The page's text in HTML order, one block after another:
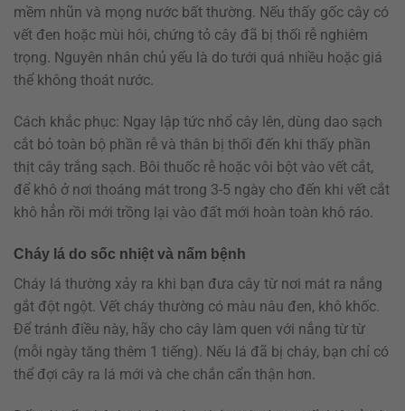
mềm nhũn và mọng nước bất thường. Nếu thấy gốc cây có
vết đen hoặc mùi hôi, chứng tỏ cây đã bị thối rễ nghiêm
trọng. Nguyên nhân chủ yếu là do tưới quá nhiều hoặc giá
thể không thoát nước.
Cách khắc phục: Ngay lập tức nhổ cây lên, dùng dao sạch
cắt bỏ toàn bộ phần rễ và thân bị thối đến khi thấy phần
thịt cây trắng sạch. Bôi thuốc rễ hoặc vôi bột vào vết cắt,
để khô ở nơi thoáng mát trong 3-5 ngày cho đến khi vết cắt
khô hẳn rồi mới trồng lại vào đất mới hoàn toàn khô ráo.
Cháy lá do sốc nhiệt và nấm bệnh
Cháy lá thường xảy ra khi bạn đưa cây từ nơi mát ra nắng
gắt đột ngột. Vết cháy thường có màu nâu đen, khô khốc.
Để tránh điều này, hãy cho cây làm quen với nắng từ từ
(mỗi ngày tăng thêm 1 tiếng). Nếu lá đã bị cháy, bạn chỉ có
thể đợi cây ra lá mới và che chắn cẩn thận hơn.